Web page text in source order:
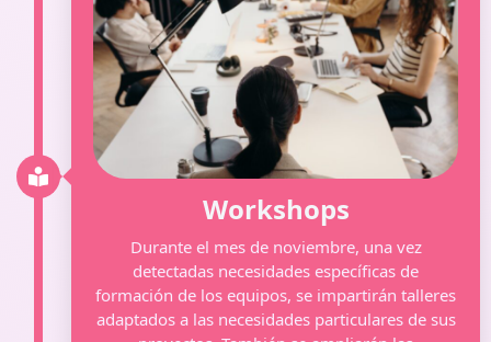
Workshops
Durante el mes de noviembre, una vez
detectadas necesidades específicas de
formación de los equipos, se impartirán talleres
adaptados a las necesidades particulares de sus